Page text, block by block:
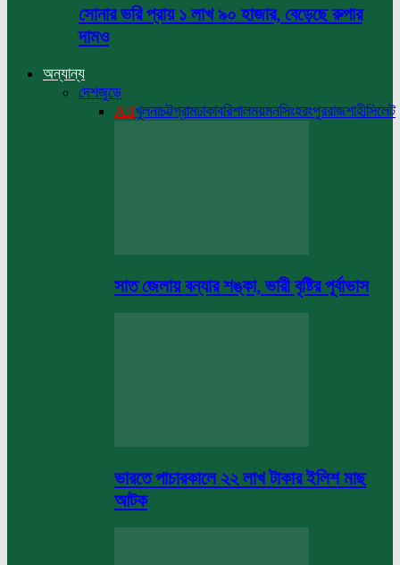
সোনার ভরি প্রায় ১ লাখ ৯০ হাজার, বেড়েছে রুপার
দামও
অন্যান্য
দেশজুড়ে
Allখুলনাচট্টগ্রামঢাকাবরিশালময়মনসিংহরংপুররাজশাহীসিলেট
সাত জেলায় বন্যার শঙ্কা, ভারী বৃষ্টির পূর্বাভাস
ভারতে পাচারকালে ২২ লাখ টাকার ইলিশ মাছ
আটক